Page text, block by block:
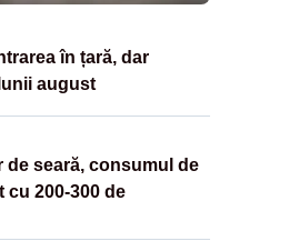
în țară, dar
august
de seară, consumul de
cu 200-300 de